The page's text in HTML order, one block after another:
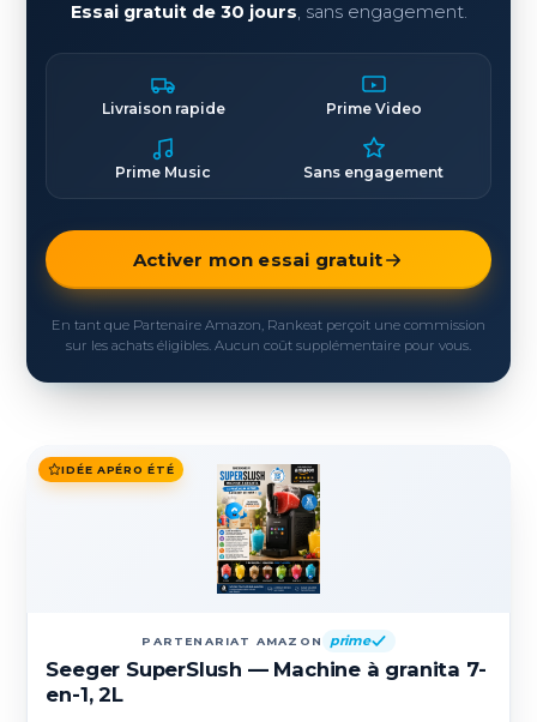
Essai gratuit de 30 jours, sans engagement.
Livraison rapide Prime Video
Prime Music Sans engagement
Activer mon essai gratuit
En tant que Partenaire Amazon, Rankeat perçoit une commission
sur les achats éligibles. Aucun coût supplémentaire pour vous.
IDÉE APÉRO ÉTÉ
PARTENARIAT AMAZON prime
Seeger SuperSlush — Machine à granita 7-
en-1, 2L